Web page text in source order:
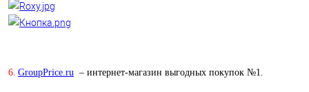
6. GroupPrice.ru – интернет-магазин выгодных покупок №1.